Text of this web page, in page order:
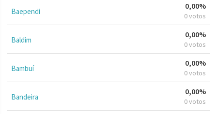
Baependi
0,00%
0 votos
Baldim
0,00%
0 votos
Bambuí
0,00%
0 votos
Bandeira
0,00%
0 votos